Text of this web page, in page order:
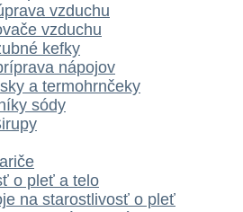
vzduchu
vzduchu
kefky
nápojov
a termohrnčeky
sódy
o pleť a telo
na starostlivosť o pleť